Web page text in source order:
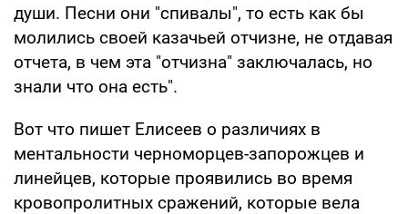
души. Песни они "спивалы", то есть как бы
молились своей казачьей отчизне, не отдавая
отчета, в чем эта "отчизна" заключалась, но
знали что она есть".
Вот что пишет Елисеев о различиях в
ментальности черноморцев-запорожцев и
линейцев, которые проявились во время
кровопролитных сражений, которые вела